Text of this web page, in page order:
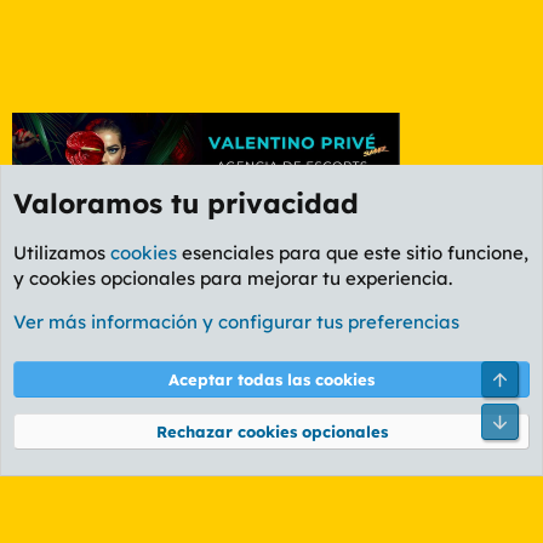
Foro General
Cookies
PL OLDSTYLE AMARILLO
Términos y reglas Política de privacidad Ayuda
Community platform by XenForo® © 2010-2026 XenForo Ltd.
Valoramos tu privacidad
Utilizamos cookies esenciales para que este sitio funcione,
y cookies opcionales para mejorar tu experiencia.
Ver más información y configurar tus preferencias
Aceptar todas las cookies
Rechazar cookies opcionales
Pie